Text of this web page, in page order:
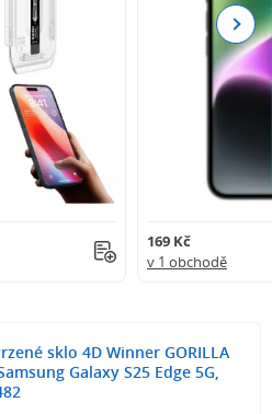
169 Kč
v 1 obchodě
Next
sklo 4D Winner GORILLA
Galaxy S25 Edge 5G,